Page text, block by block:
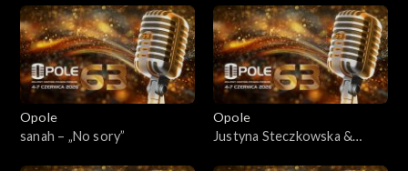
Opole
sanah – „No sory”
Opole
Justyna Steczkowska &